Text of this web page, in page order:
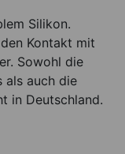
Silikon.
Kontakt mit
Sowohl die
als auch die
in Deutschland.